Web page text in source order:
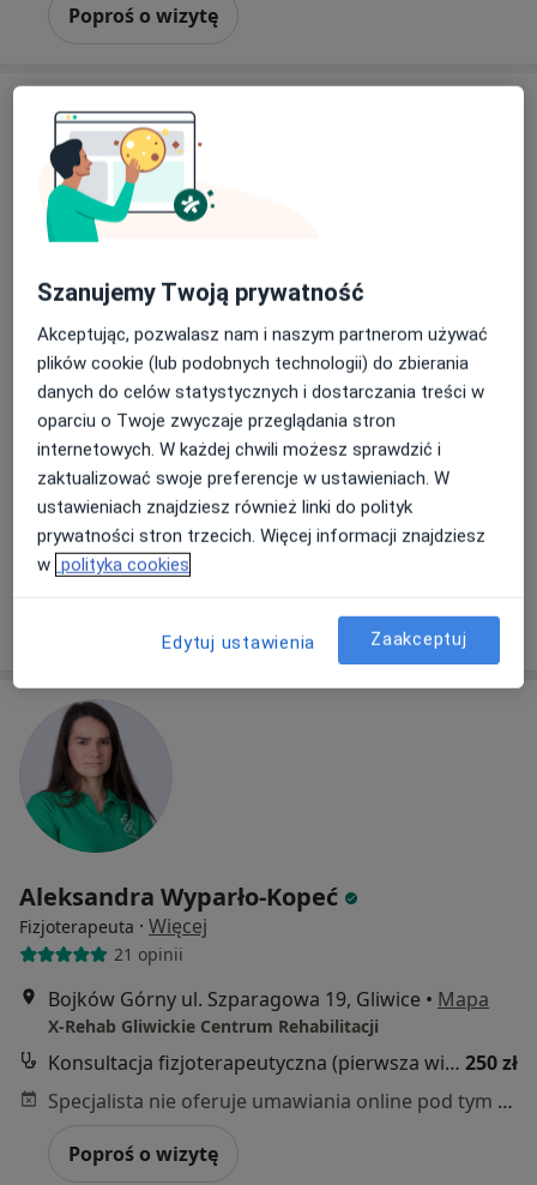
Poproś o wizytę
mgr Tomasz Żurawiecki
329 opinii
Adres 1 Adres 2
Macieja Płażyńskiego 38, Gliwice •Mapa
Remove Center
Konsultacja fizjoterapeutyczna
250 zł
Aleksandra Wyparło-Kopeć
Fizjoterapeuta · Więcej
21 opinii
Bojków Górny ul. Szparagowa 19, Gliwice • Mapa
X-Rehab Gliwickie Centrum Rehabilitacji
Konsultacja fizjoterapeutyczna (pierwsza wizyta) 250 zł
Specjalista nie oferuje umawiania online pod tym adresem.
Poproś o wizytę
Szanujemy Twoją prywatność
Akceptując, pozwalasz nam i naszym partnerom używać
plików cookie (lub podobnych technologii) do zbierania
danych do celów statystycznych i dostarczania treści w
oparciu o Twoje zwyczaje przeglądania stron
internetowych. W każdej chwili możesz sprawdzić i
zaktualizować swoje preferencje w ustawieniach. W
ustawieniach znajdziesz również linki do polityk
prywatności stron trzecich. Więcej informacji znajdziesz
w polityka cookies
Edytuj ustawienia Zaakceptuj